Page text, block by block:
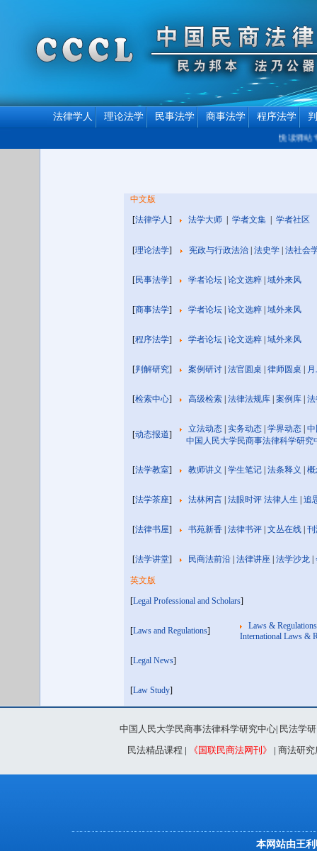
法律学人 理论法学 民事法学 商事法学 程序法学
悦读驿站
中文版
[法律学人] 法学大师 学者文集 学者社区
[理论法学] 宪政与行政法治 法史学 法社会
[民事法学] 学者论坛 论文选粹 域外来风
[商事法学] 学者论坛 论文选粹 域外来风
[程序法学] 学者论坛 论文选粹 域外来风
[判解研究] 案例研讨 法官圆桌 律师圆桌
[检索中心] 高级检索 法律法规库 案例库
[动态报道]
立法动态 实务动态 学界动态
中国人民大学民商事法律科学研究
[法学教室] 教师讲义 学生笔记 法条释义
[法学茶座] 法林闲言 法眼时评 法律人生 追
[法律书屋] 书苑新香 法律书评 文丛在线
[法学讲堂] 民商法前沿 法律讲座 法学沙龙
英文版
[Legal Professional and Scholars]
[Laws and Regulations]
Laws &
International Laws &
[Legal News]
[Law Study]
中国人民大学民商事法律科学研究中心| 民法学
民法精品课程 | 《国联民商法网刊》 | 商法研究
本网站由王